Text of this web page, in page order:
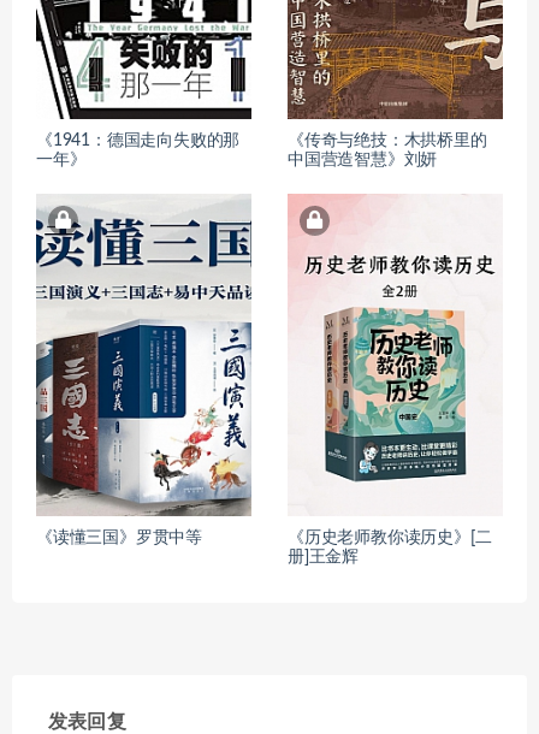
《1941：德国走向失败的那
一年》
《传奇与绝技：木拱桥里的
中国营造智慧》刘妍
《读懂三国》罗贯中等
《历史老师教你读历史》[二
册]王金辉
发表回复